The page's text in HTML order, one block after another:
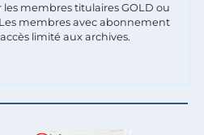
membres titulaires GOLD ou
membres avec abonnement
limité aux archives.